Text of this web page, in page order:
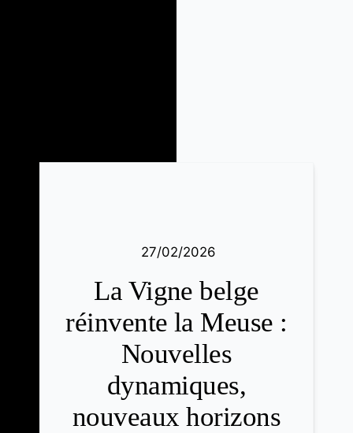
27/02/2026
La Vigne belge
réinvente la Meuse :
Nouvelles
dynamiques,
nouveaux horizons